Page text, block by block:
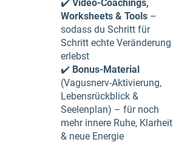
✔️ Video-Coachings,
Worksheets & Tools –
sodass du Schritt für
Schritt echte Veränderung
erlebst
✔️ Bonus-Material
(Vagusnerv-Aktivierung,
Lebensrückblick &
Seelenplan) – für noch
mehr innere Ruhe, Klarheit
& neue Energie